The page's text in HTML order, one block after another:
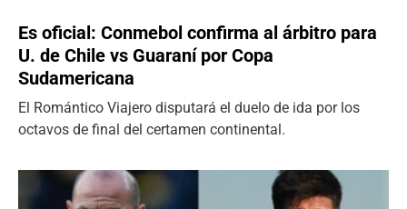
Es oficial: Conmebol confirma al árbitro para
U. de Chile vs Guaraní por Copa
Sudamericana
El Romántico Viajero disputará el duelo de ida por los
octavos de final del certamen continental.